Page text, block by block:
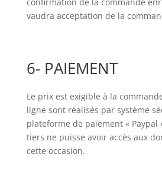
vaudra acceptation de la
6- PAIEMENT
Le prix est exigible à la
ligne sont réalisés par système
plateforme de paiement « Paypal
tiers ne puisse avoir accès aux
cette occasion.